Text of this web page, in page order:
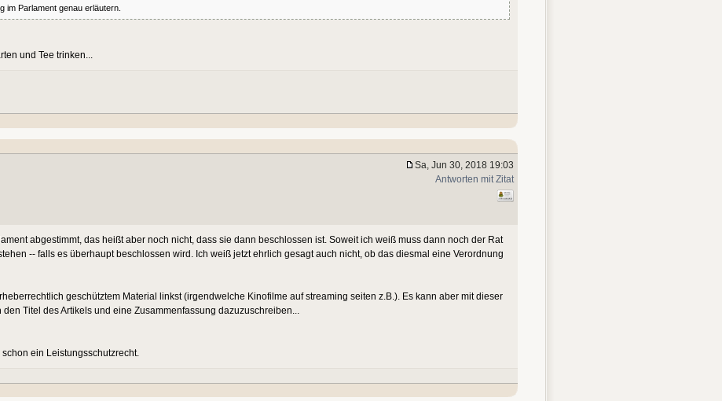
im Parlament genau erläutern.
und Tee trinken...
Sa, Jun 30, 2018 19:03
Antworten mit Zitat
abgestimmt, das heißt aber noch nicht, dass sie dann beschlossen ist. Soweit ich weiß muss dann noch der Rat
-- falls es überhaupt beschlossen wird. Ich weiß jetzt ehrlich gesagt auch nicht, ob das diesmal eine Verordnung
geschütztem Material linkst (irgendwelche Kinofilme auf streaming seiten z.B.). Es kann aber mit dieser
Titel des Artikels und eine Zusammenfassung dazuzuschreiben...
ein Leistungsschutzrecht.